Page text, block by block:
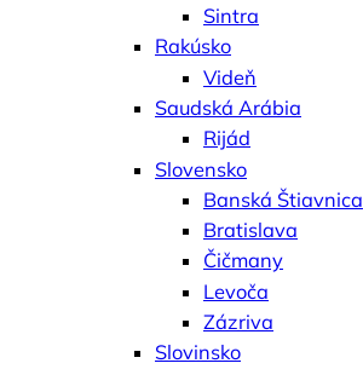
Sintra
Rakúsko
Videň
Saudská Arábia
Rijád
Slovensko
Banská Štiavnica
Bratislava
Čičmany
Levoča
Zázriva
Slovinsko